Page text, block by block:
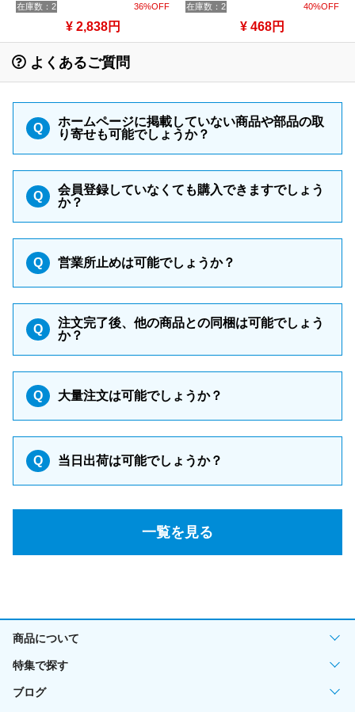
在庫数：2 36%OFF
¥ 2,838円
在庫数：2 40%OFF
¥ 468円
よくあるご質問
Q
ホームページに掲載していない商品や部品の取
り寄せも可能でしょうか？
Q
会員登録していなくても購入できますでしょう
か？
Q 営業所止めは可能でしょうか？
Q
注文完了後、他の商品との同梱は可能でしょう
か？
Q 大量注文は可能でしょうか？
Q 当日出荷は可能でしょうか？
一覧を見る
商品について
特集で探す
ブログ